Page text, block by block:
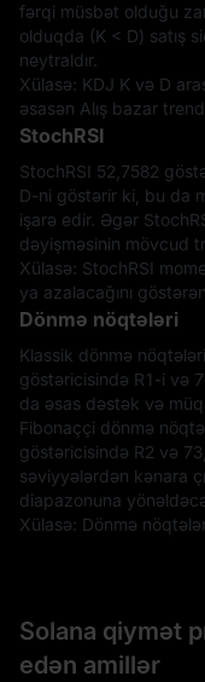
fərqi müsbət olduğu
olduqda (K < D) satış
neytraldır.
Xülasə: KDJ K və D
əsasən Alış bazar
StochRSI
StochRSI 52,7582
D-ni göstərir ki, bu da
işarə edir. Əgər
dəyişməsinin mövcud
Xülasə: StochRSI
ya azalacağını
Dönmə nöqtələri
Klassik dönmə
göstəricisində R1-i və
da əsas dəstək və
Fibonaççi dönmə
göstəricisində R2 və
səviyyələrdən kənara
diapazonuna
Xülasə: Dönmə
Solana qiymət
edən amillər